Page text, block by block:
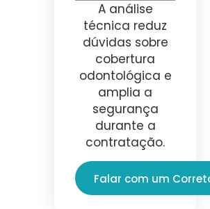
A análise
técnica reduz
dúvidas sobre
cobertura
odontológica e
amplia a
segurança
durante a
contratação.
Falar com um